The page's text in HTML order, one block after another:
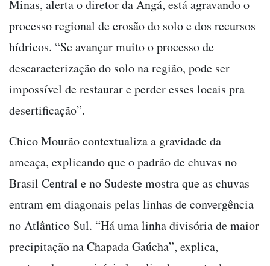
Minas, alerta o diretor da Angá, está agravando o
processo regional de erosão do solo e dos recursos
hídricos. “Se avançar muito o processo de
descaracterização do solo na região, pode ser
impossível de restaurar e perder esses locais pra
desertificação”.
Chico Mourão contextualiza a gravidade da
ameaça, explicando que o padrão de chuvas no
Brasil Central e no Sudeste mostra que as chuvas
entram em diagonais pelas linhas de convergência
no Atlântico Sul. “Há uma linha divisória de maior
precipitação na Chapada Gaúcha”, explica,